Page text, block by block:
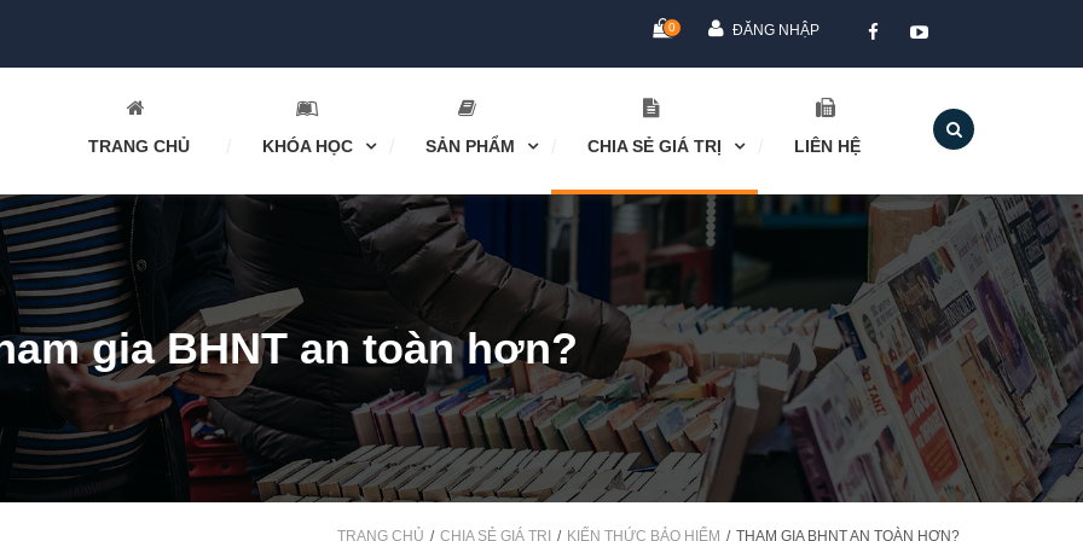
0 ĐĂNG NHẬP
TRANG CHỦ KHÓA HỌC SẢN PHẨM CHIA SẺ GIÁ TRỊ LIÊN HỆ
gia BHNT an toàn hơn?
TRANG CHỦ CHIA SẺ GIÁ TRỊ KIẾN THỨC BẢO HIỂM THAM GIA BHNT AN TOÀN HƠN?